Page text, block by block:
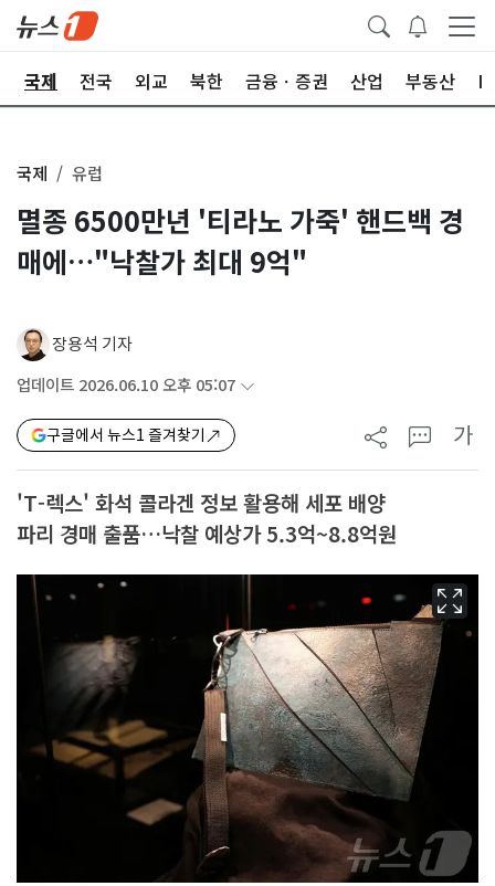
국제 전국 외교 북한 금융ㆍ증권 산업 부동산
국제 유럽
멸종 6500만년 '티라노 가죽' 핸드백 경
매에…"낙찰가 최대 9억"
장용석 기자
업데이트 2026.06.10 오후 05:07
구글에서 뉴스1 즐겨찾기 가
'T-렉스' 화석 콜라겐 정보 활용해 세포 배양
파리 경매 출품…낙찰 예상가 5.3억~8.8억원